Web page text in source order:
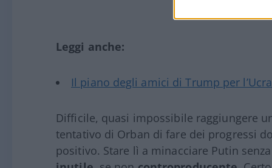
Leggi anche:
Il piano degli amici di Trump per
Difficile, quasi impossibile raggiungere
tentativo di Orban di fare dei progressi
positivo. Stare lì a minacciare Putin